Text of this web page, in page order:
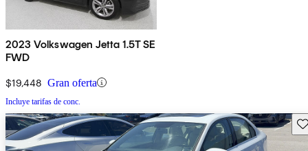
2023 Volkswagen Jetta 1.5T SE
FWD
$19,448 Gran oferta
Incluye tarifas de conc.